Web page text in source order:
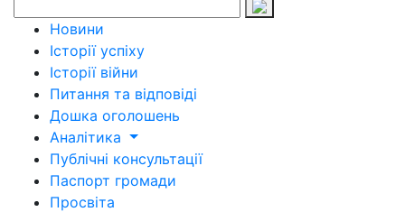
Новини
Історії успіху
Історії війни
Питання та відповіді
Дошка оголошень
Аналітика
Публічні консультації
Паспорт громади
Просвіта